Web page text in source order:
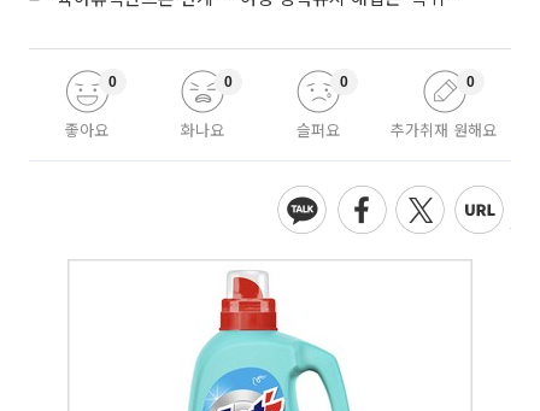
좋아요
0
화나요
0
슬퍼요
0
추가취재 원해요
0